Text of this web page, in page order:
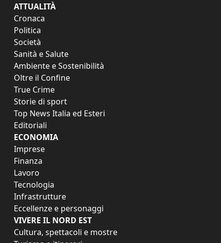
ATTUALITÀ
Cronaca
Politica
Società
Sanità e Salute
Ambiente e Sostenibilità
Oltre il Confine
True Crime
Storie di sport
Top News Italia ed Esteri
Editoriali
ECONOMIA
Imprese
Finanza
Lavoro
Tecnologia
Infrastrutture
Eccellenze e personaggi
VIVERE IL NORD EST
Cultura, spettacoli e mostre